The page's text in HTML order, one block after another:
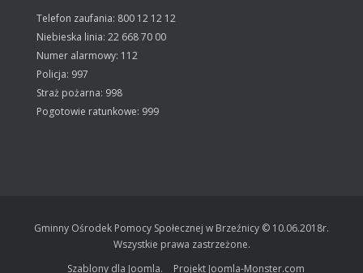
Telefon zaufania: 800 12 12 12
Niebieska linia: 22 668 70 00
Numer alarmowy: 112
Policja: 997
Straż pożarna: 998
Pogotowie ratunkowe: 999
Gminny Ośrodek Pomocy Społecznej w Brzeźnicy © 10.06.2018r.
Wszystkie prawa zastrzeżone.
Szablony dla Joomla.
Projekt Joomla-Monster.com